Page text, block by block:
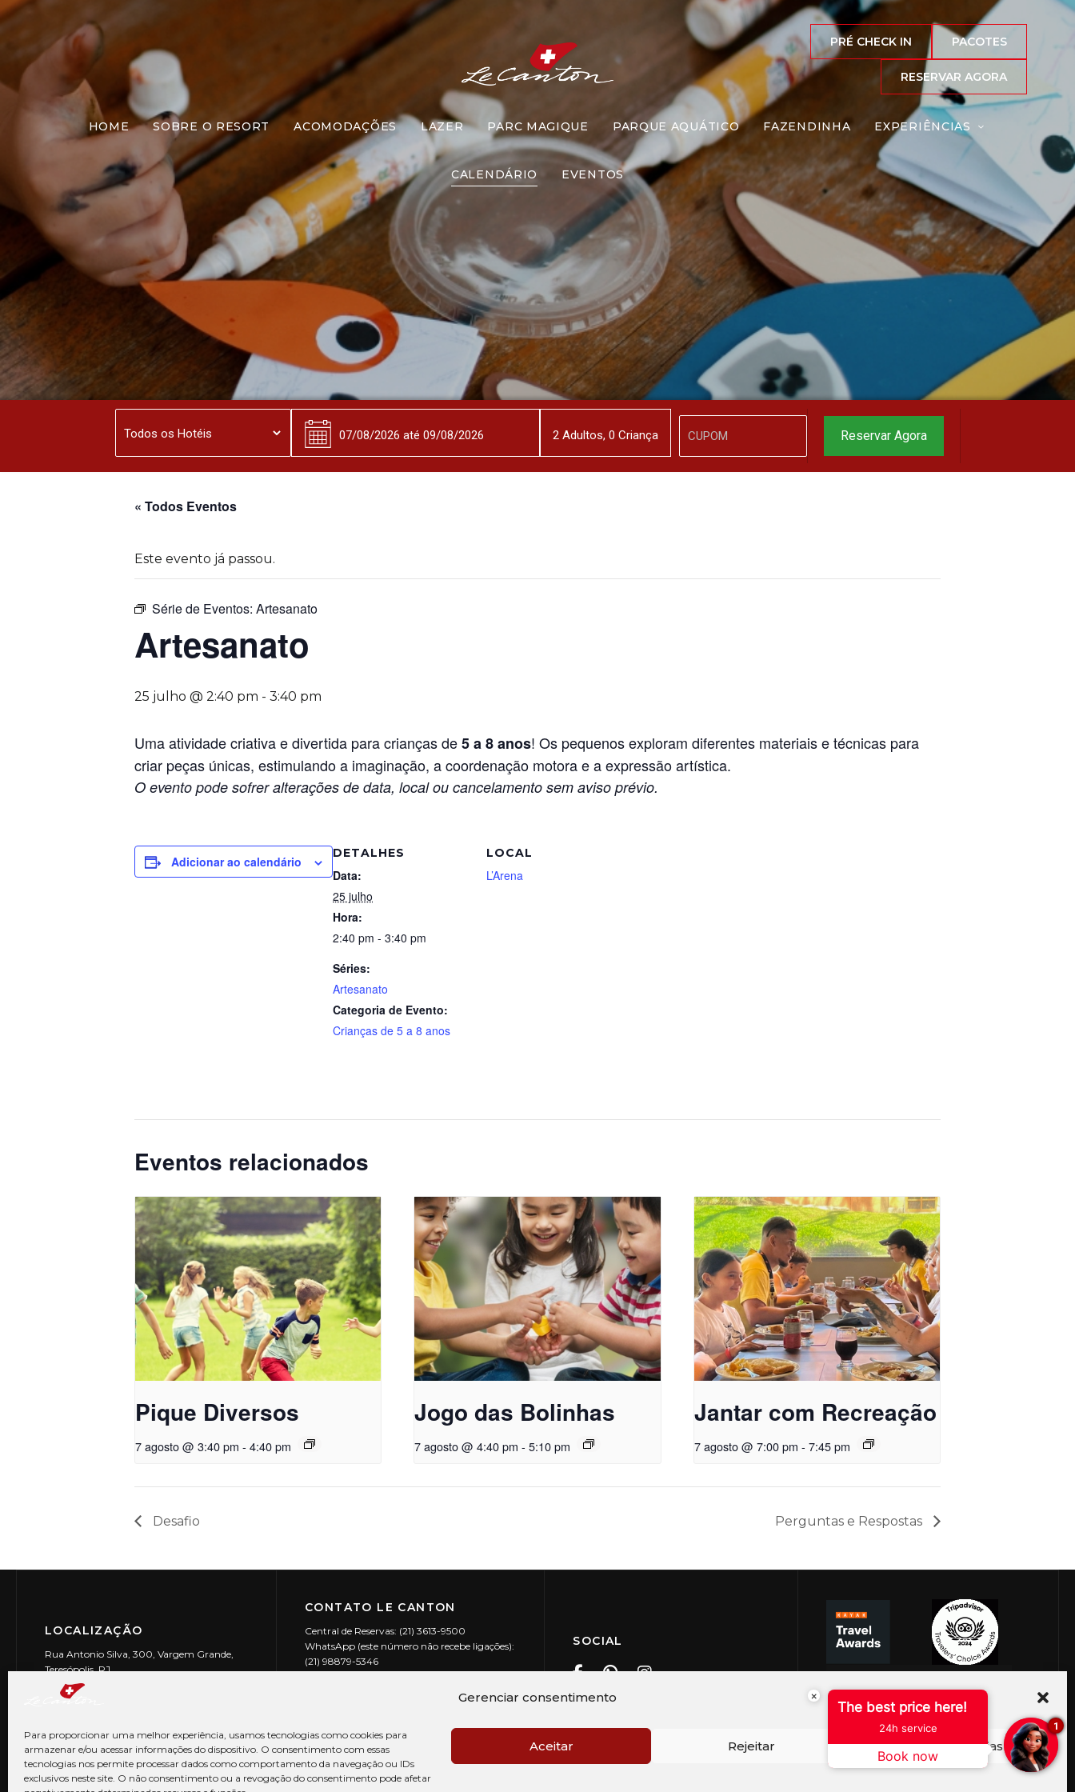
Gerenciar consentimento
Para proporcionar uma melhor experiência, usamos tecnologias como cookies para
armazenar e/ou acessar informações do dispositivo. O consentimento com essas
tecnologias nos permite processar dados como comportamento da navegação ou IDs
exclusivos neste site. O não consentimento ou a revogação do consentimento pode afetar
Aceitar Rejeitar Ver preferências
PRÉ CHECK IN PACOTES
RESERVAR AGORA
HOME SOBRE O RESORT ACOMODAÇÕES LAZER PARC MAGIQUE PARQUE AQUÁTICO FAZENDINHA EXPERIÊNCIAS
CALENDÁRIO EVENTOS
Artesanato
« Todos Eventos
Este evento já passou.
Série de Eventos: Artesanato
Artesanato
25 julho @ 2:40 pm - 3:40 pm
Uma atividade criativa e divertida para crianças de5 a 8 anos! Os pequenos exploram diferentes materiais e técnicas para
criar peças únicas, estimulando a imaginação, a coordenação motora e a expressão artística.
O evento pode sofrer alterações de data, local ou cancelamento sem aviso prévio.
Adicionar ao calendário
DETALHES
Data:
25 julho
Hora:
2:40 pm - 3:40 pm
Séries:
Artesanato
Categoria de Evento:
Crianças de 5 a 8 anos
LOCAL
L’Arena
Eventos relacionados
Pique Diversos
7 agosto @ 3:40 pm - 4:40 pm
Jogo das Bolinhas
7 agosto @ 4:40 pm - 5:10 pm
Jantar com Recreação
7 agosto @ 7:00 pm - 7:45 pm
Desafio Perguntas e Respostas
LOCALIZAÇÃO
Rua Antonio Silva, 300, Vargem Grande,
Teresópolis, RJ
CEP: 25990-150
CONTATO LE CANTON
Central de Reservas: (21) 3613-9500
WhatsApp (este número não recebe ligações):
(21) 98879-5346
SOCIAL
2Adultos, 0 Criança Reservar Agora
×
The best price here!
24h service
Book now
1